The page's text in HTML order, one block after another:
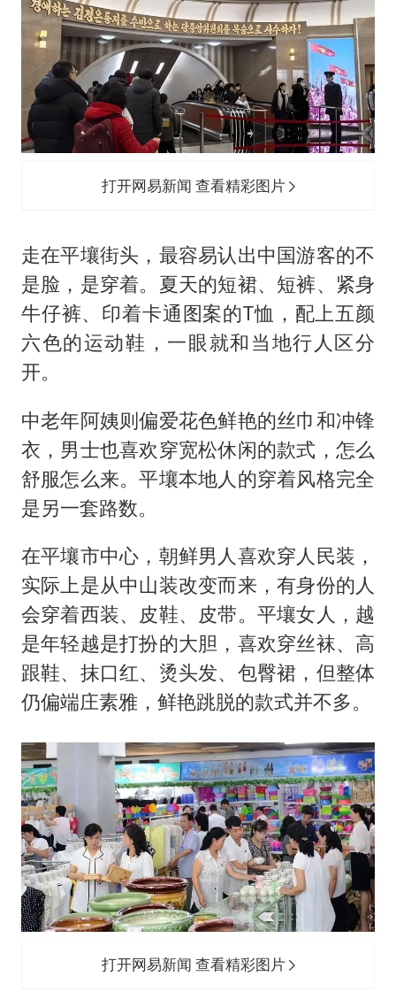
打开网易新闻 查看精彩图片
走在平壤街头，最容易认出中国游客的不
是脸，是穿着。夏天的短裙、短裤、紧身
牛仔裤、印着卡通图案的T恤，配上五颜
六色的运动鞋，一眼就和当地行人区分
开。
中老年阿姨则偏爱花色鲜艳的丝巾和冲锋
衣，男士也喜欢穿宽松休闲的款式，怎么
舒服怎么来。平壤本地人的穿着风格完全
是另一套路数。
在平壤市中心，朝鲜男人喜欢穿人民装，
实际上是从中山装改变而来，有身份的人
会穿着西装、皮鞋、皮带。平壤女人，越
是年轻越是打扮的大胆，喜欢穿丝袜、高
跟鞋、抹口红、烫头发、包臀裙，但整体
仍偏端庄素雅，鲜艳跳脱的款式并不多。
打开网易新闻 查看精彩图片